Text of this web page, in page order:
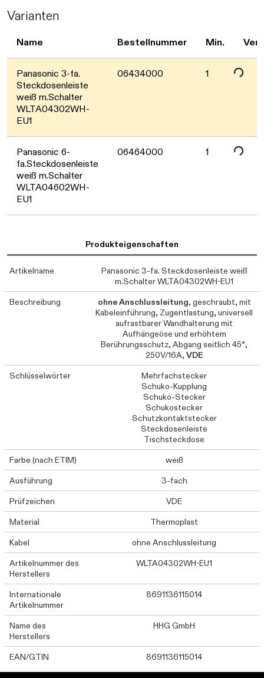
Varianten
Name Bestellnummer Min.
Panasonic 3-fa.
Steckdosenleiste
weiß m.Schalter
WLTA04302WH-
EU1
06434000 1
Daten werden geladen. Bitte warten...
Panasonic 6-
fa.Steckdosenleiste
weiß m.Schalter
WLTA04602WH-
EU1
06464000 1
Daten werden geladen. Bitte warten...
Produkteigenschaften
Artikelname
Panasonic 3-fa. Steckdosenleiste weiß
m.Schalter WLTA04302WH-EU1
Beschreibung
ohne Anschlussleitung, geschraubt, mit
Kabeleinführung, Zugentlastung, universell
aufrastbarer Wandhalterung mit
Aufhängeöse und erhöhtem
Berührungsschutz, Abgang seitlich 45°,
250V/16A, VDE
Schlüsselwörter
Mehrfachstecker
Schuko-Kupplung
Schuko-Stecker
Schukostecker
Schutzkontaktstecker
Steckdosenleiste
Tischsteckdose
Farbe (nach ETIM)
weiß
Ausführung
3-fach
Prüfzeichen
VDE
Material
Thermoplast
Kabel
ohne Anschlussleitung
Artikelnummer des
Herstellers
WLTA04302WH-EU1
Internationale
Artikelnummer
8691136115014
Name des
Herstellers
HHG GmbH
EAN/GTIN 8691136115014